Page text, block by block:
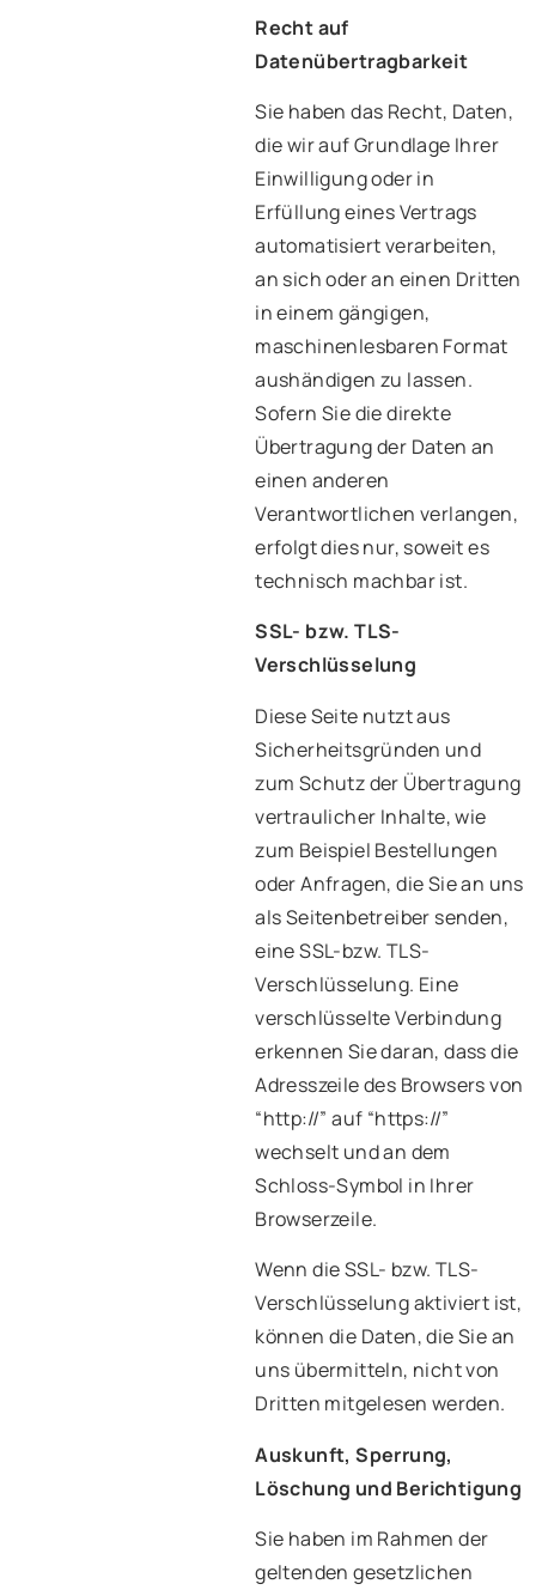
Recht auf
Datenübertragbarkeit
Sie haben das Recht, Daten,
die wir auf Grundlage Ihrer
Einwilligung oder in
Erfüllung eines Vertrags
automatisiert verarbeiten,
an sich oder an einen Dritten
in einem gängigen,
maschinenlesbaren Format
aushändigen zu lassen.
Sofern Sie die direkte
Übertragung der Daten an
einen anderen
Verantwortlichen verlangen,
erfolgt dies nur, soweit es
technisch machbar ist.
SSL- bzw. TLS-
Verschlüsselung
Diese Seite nutzt aus
Sicherheitsgründen und
zum Schutz der Übertragung
vertraulicher Inhalte, wie
zum Beispiel Bestellungen
oder Anfragen, die Sie an uns
als Seitenbetreiber senden,
eine SSL-bzw. TLS-
Verschlüsselung. Eine
verschlüsselte Verbindung
erkennen Sie daran, dass die
Adresszeile des Browsers von
“http://” auf “https://”
wechselt und an dem
Schloss-Symbol in Ihrer
Browserzeile.
Wenn die SSL- bzw. TLS-
Verschlüsselung aktiviert ist,
können die Daten, die Sie an
uns übermitteln, nicht von
Dritten mitgelesen werden.
Auskunft, Sperrung,
Löschung und Berichtigung
Sie haben im Rahmen der
geltenden gesetzlichen